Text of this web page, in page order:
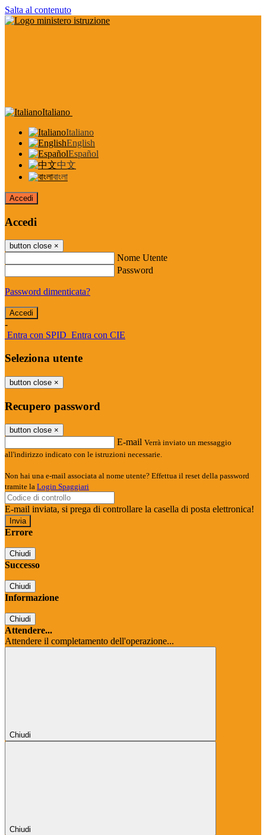
Salta al contenuto
Italiano
Italiano
English
Español
中文
বাংলা
Accedi
Accedi
button close ×
Nome Utente
Password
Password dimenticata?
-
Entra con SPID Entra con CIE
Seleziona utente
button close ×
Recupero password
button close ×
E-mail Verrà inviato un messaggio
all'indirizzo indicato con le istruzioni necessarie.
Non hai una e-mail associata al nome utente? Effettua il reset della password
tramite la Login Spaggiari
E-mail inviata, si prega di controllare la casella di posta elettronica!
Errore
Chiudi
Successo
Chiudi
Informazione
Chiudi
Attendere...
Attendere il completamento dell'operazione...
Chiudi
Chiudi